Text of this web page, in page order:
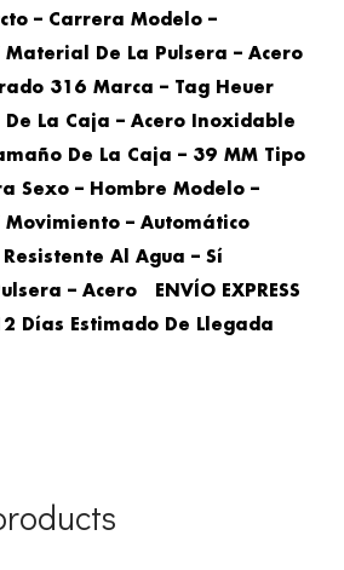
– Carrera Modelo –
Material De La Pulsera – Acero
316 Marca – Tag Heuer
La Caja – Acero Inoxidable
De La Caja – 39 MM Tipo
Sexo – Hombre Modelo –
Movimiento – Automático
Al Agua – Sí
– Acero ENVÍO EXPRESS
Días Estimado De Llegada